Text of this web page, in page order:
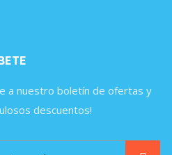
a nuestro boletín de ofertas y
descuentos!